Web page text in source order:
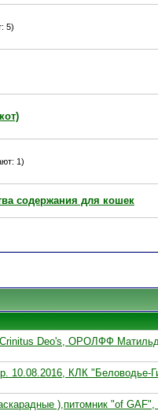
5)
1)
содержания для кошек
Deo's, ОРОЛФФ
10.08.2016, КЛК "Беловодье-
),питомник "of